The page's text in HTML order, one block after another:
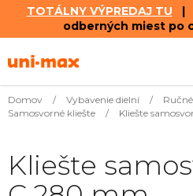
TOTÁLNY VÝPREDAJ TU |
odberných miest po
na
Domov / Vybavenie dielní /
Samosvorné kliešte
/ Kliešte
Kliešte